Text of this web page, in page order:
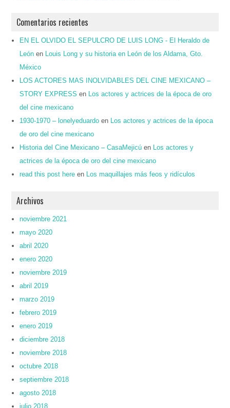
Comentarios recientes
EN EL OLVIDO EL SEPULCRO DE LUIS LONG - El Heraldo de
León en
Louis Long y su historia en León de los Aldama, Gto.
México
LOS ACTORES MAS INOLVIDABLES DEL CINE MEXICANO –
STORY EXPRESS en
Los actores y actrices de la época de oro
del cine mexicano
1930-1970 – lonelyeduardo en
Los actores y actrices de la época
de oro del cine mexicano
Historia del Cine Mexicano – CasaMejicú en
Los actores y
actrices de la época de oro del cine mexicano
read this post here en Los maquillajes más feos y ridículos
Archivos
noviembre 2021
mayo 2020
abril 2020
enero 2020
noviembre 2019
abril 2019
marzo 2019
febrero 2019
enero 2019
diciembre 2018
noviembre 2018
octubre 2018
septiembre 2018
agosto 2018
julio 2018